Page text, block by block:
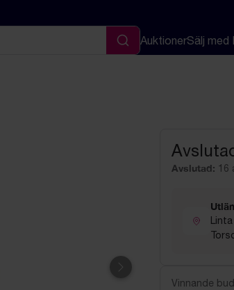
Sök
AuktionerSälj med
Nästa
Avslutad: 16
Vinnande bud